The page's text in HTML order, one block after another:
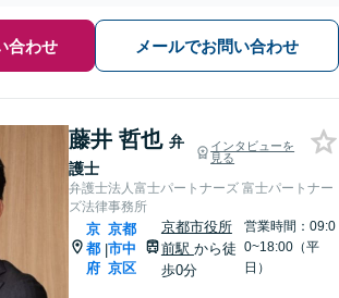
合わせ メールでお問い合わせ
藤井 哲也 弁
護士
インタビューを
見る
弁護士法人富士パートナーズ 富士パートナー
ズ法律事務所
京
都
府
|
京都
市中
京区
京都市役所
前駅 から徒
歩0分
営業時間：09:0
0~18:00（平
日）